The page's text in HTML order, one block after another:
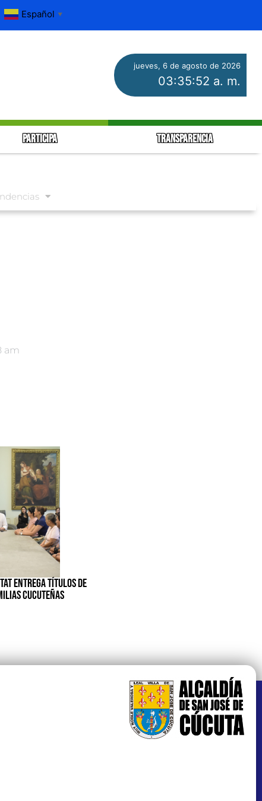
Español ▼
jueves, 6 de agosto de 2026
03:35:53 a. m.
PARTICIPA TRANSPARENCIA
am
ENTREGA TÍTULOS DE
CUCUTEÑAS